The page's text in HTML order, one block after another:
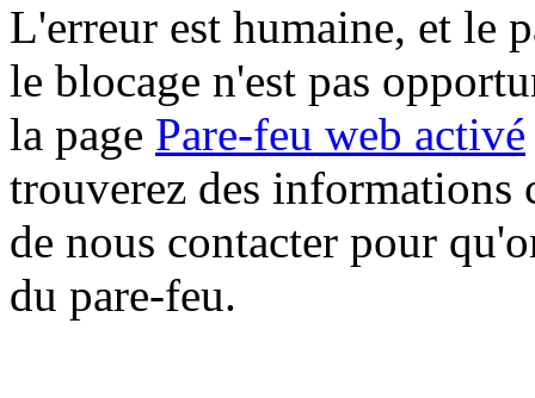
L'erreur est humaine, et le
le blocage n'est pas
la page Pare-feu web activé
trouverez des informations
de nous contacter pour
du pare-feu.